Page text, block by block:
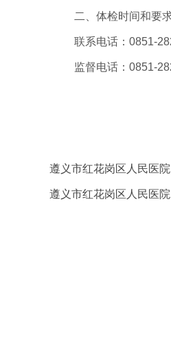
二、体检时间和要求
联系电话：0851-
监督电话：0851-
遵
遵义市红花岗区人民医
遵义市红花岗区人民医